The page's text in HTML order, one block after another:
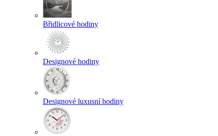
Břidlicové hodiny
Designové hodiny
Designové luxusní hodiny